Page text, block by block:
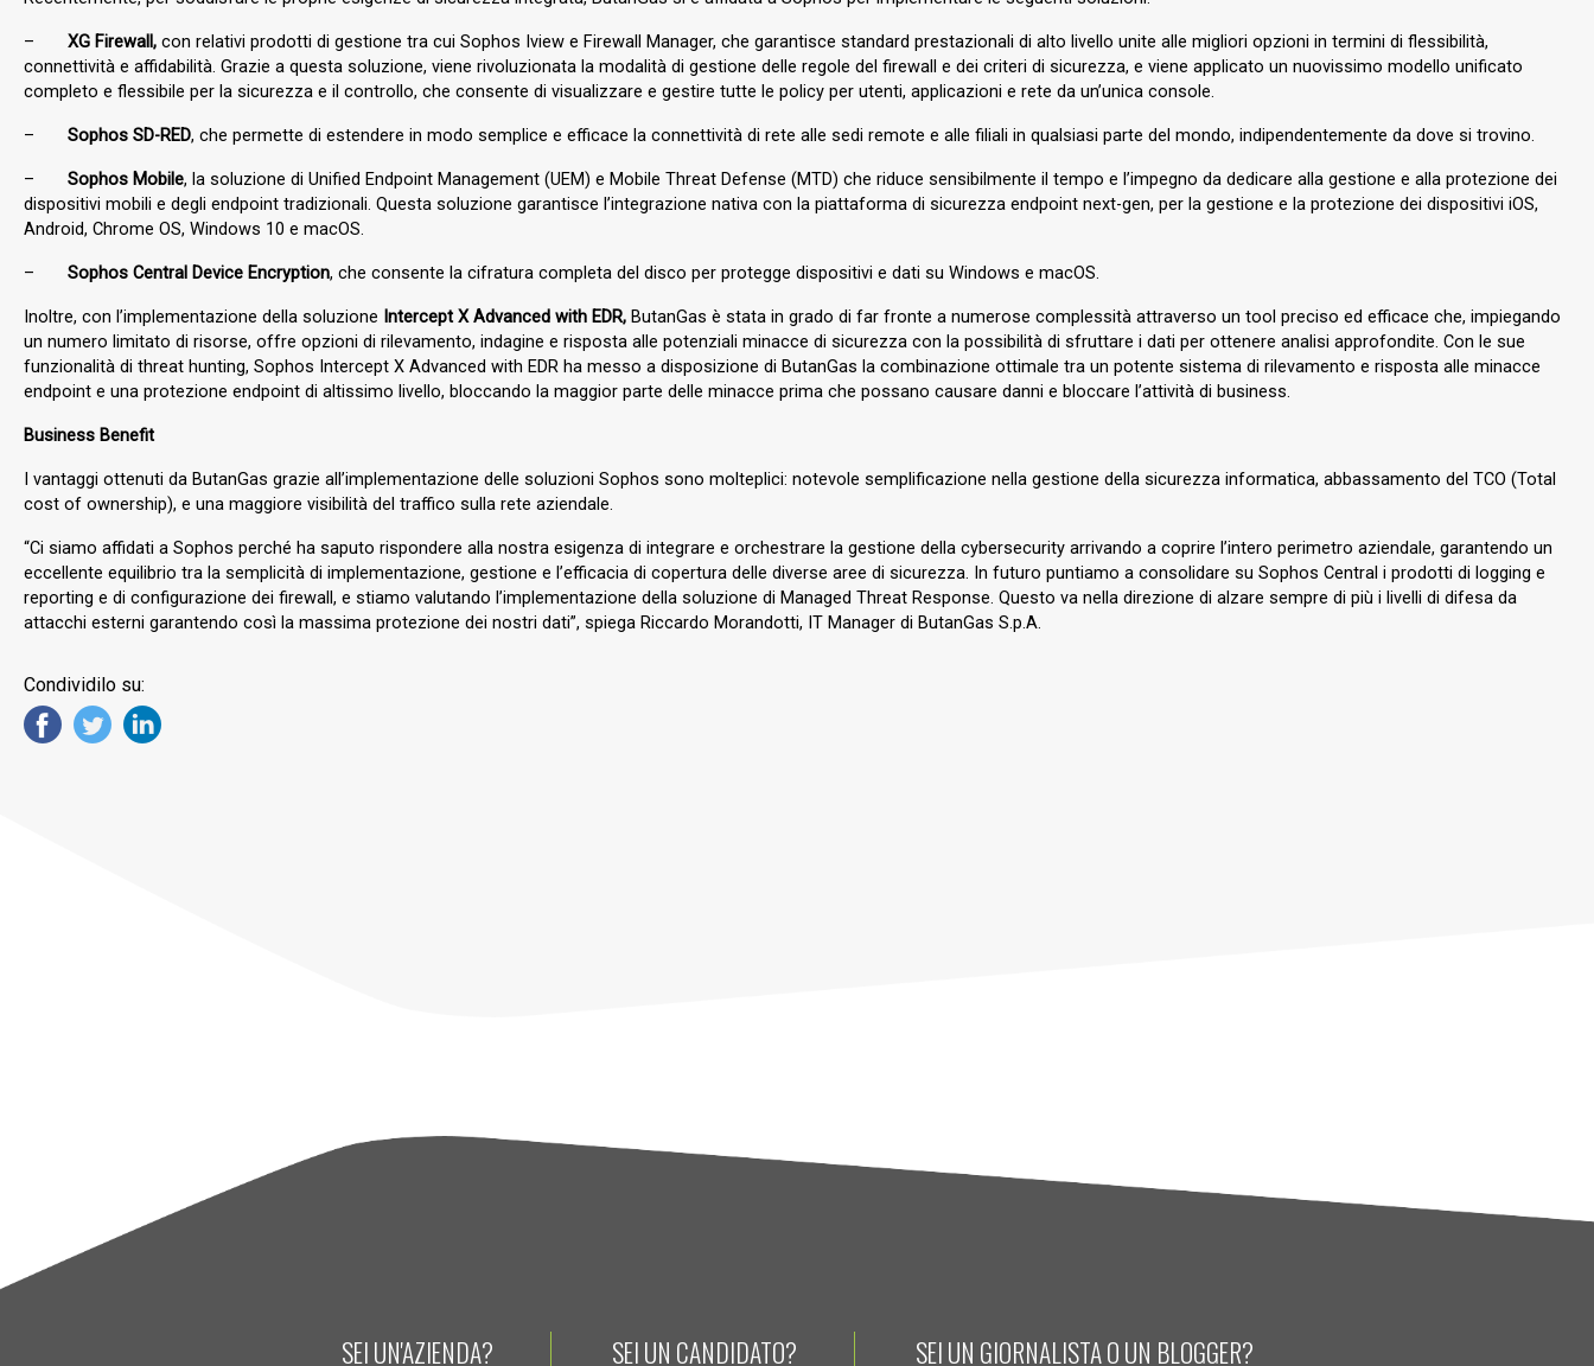
– XG Firewall, con relativi prodotti di gestione tra cui Sophos Iview e Firewall Manager, che garantisce standard prestazionali di alto livello unite alle migliori opzioni in termini di flessibilità,
connettività e affidabilità. Grazie a questa soluzione, viene rivoluzionata la modalità di gestione delle regole del firewall e dei criteri di sicurezza, e viene applicato un nuovissimo modello unificato
completo e flessibile per la sicurezza e il controllo, che consente di visualizzare e gestire tutte le policy per utenti, applicazioni e rete da un’unica console.
– Sophos SD-RED, che permette di estendere in modo semplice e efficace la connettività di rete alle sedi remote e alle filiali in qualsiasi parte del mondo, indipendentemente da dove si trovino.
– Sophos Mobile, la soluzione di Unified Endpoint Management (UEM) e Mobile Threat Defense (MTD) che riduce sensibilmente il tempo e l’impegno da dedicare alla gestione e alla protezione dei
dispositivi mobili e degli endpoint tradizionali. Questa soluzione garantisce l’integrazione nativa con la piattaforma di sicurezza endpoint next-gen, per la gestione e la protezione dei dispositivi iOS,
Android, Chrome OS, Windows 10 e macOS.
– Sophos Central Device Encryption, che consente la cifratura completa del disco per protegge dispositivi e dati su Windows e macOS.
Inoltre, con l’implementazione della soluzione Intercept X Advanced with EDR, ButanGas è stata in grado di far fronte a numerose complessità attraverso un tool preciso ed efficace che, impiegando
un numero limitato di risorse, offre opzioni di rilevamento, indagine e risposta alle potenziali minacce di sicurezza con la possibilità di sfruttare i dati per ottenere analisi approfondite. Con le sue
funzionalità di threat hunting, Sophos Intercept X Advanced with EDR ha messo a disposizione di ButanGas la combinazione ottimale tra un potente sistema di rilevamento e risposta alle minacce
endpoint e una protezione endpoint di altissimo livello, bloccando la maggior parte delle minacce prima che possano causare danni e bloccare l’attività di business.
Business Benefit
I vantaggi ottenuti da ButanGas grazie all’implementazione delle soluzioni Sophos sono molteplici: notevole semplificazione nella gestione della sicurezza informatica, abbassamento del TCO (Total
cost of ownership), e una maggiore visibilità del traffico sulla rete aziendale.
“Ci siamo affidati a Sophos perché ha saputo rispondere alla nostra esigenza di integrare e orchestrare la gestione della cybersecurity arrivando a coprire l’intero perimetro aziendale, garantendo un
eccellente equilibrio tra la semplicità di implementazione, gestione e l’efficacia di copertura delle diverse aree di sicurezza. In futuro puntiamo a consolidare su Sophos Central i prodotti di logging e
reporting e di configurazione dei firewall, e stiamo valutando l’implementazione della soluzione di Managed Threat Response. Questo va nella direzione di alzare sempre di più i livelli di difesa da
attacchi esterni garantendo così la massima protezione dei nostri dati”, spiega Riccardo Morandotti, IT Manager di ButanGas S.p.A.
Condividilo su:
SEI UN'AZIENDA? SEI UN CANDIDATO? SEI UN GIORNALISTA O UN BLOGGER?